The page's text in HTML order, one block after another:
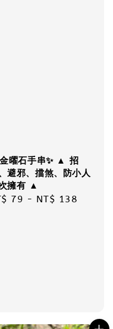
曜石手串✨ ▲ 招
避邪、擋煞、防小人
擁有 ▲
79 - NT$ 138